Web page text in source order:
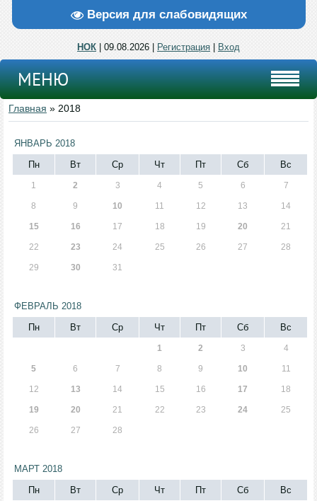
Версия для слабовидящих
НОК | 09.08.2026 | Регистрация Вход
МЕНЮ
Главная » 2018
ЯНВАРЬ 2018
Пн
Вт Ср Чт Пт Сб Вс
1 2 3 4 5 6 7
8 9 10 11 12 13 14
15 16 17 18 19 20 21
22 23 24 25 26 27 28
29 30 31
ФЕВРАЛЬ 2018
Пн
Вт Ср Чт Пт Сб Вс
1 2 3 4
5 6 7 8 9 10 11
12 13 14 15 16 17 18
19 20 21 22 23 24 25
26 27 28
МАРТ 2018
Пн
Вт Ср Чт Пт Сб Вс